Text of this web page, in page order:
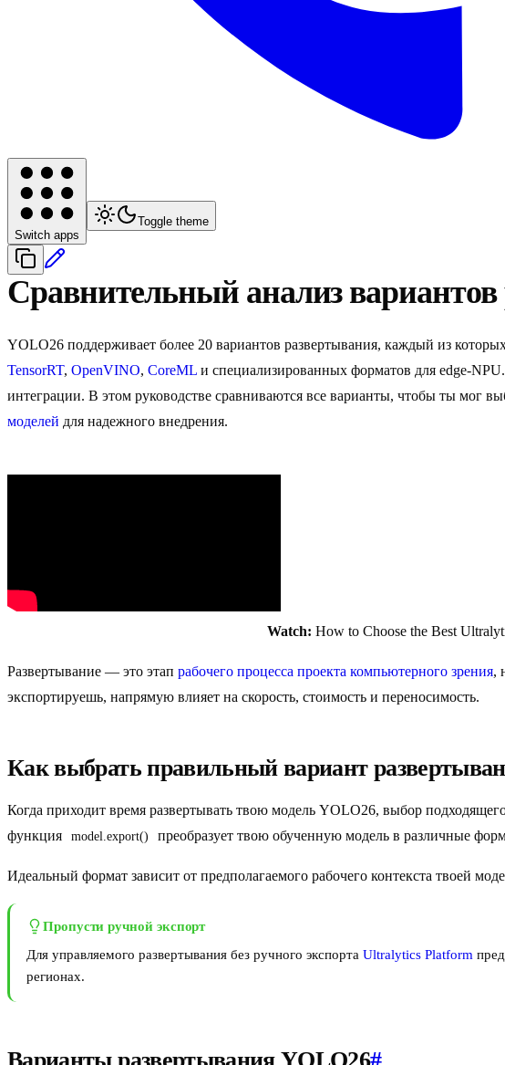
Switch apps
Toggle theme
Сравнительный анализ
YOLO26 поддерживает более 20 вариантов развертывания, каждый из
TensorRT, OpenVINO, CoreML и специализированных форматов для edge-
интеграции. В этом руководстве сравниваются все варианты, чтобы ты мог
моделей для надежного внедрения.
Watch: How to Choose the Best
Развертывание — это этап рабочего процесса проекта компьютерного зрения,
экспортируешь, напрямую влияет на скорость, стоимость и переносимость.
Как выбрать правильный вариант
Когда приходит время развертывать твою модель YOLO26, выбор
функция
model.export() преобразует твою обученную модель в различные
Идеальный формат зависит от предполагаемого рабочего контекста твоей
Пропусти ручной экспорт
Для управляемого развертывания без ручного экспорта Ultralytics Platform
регионах.